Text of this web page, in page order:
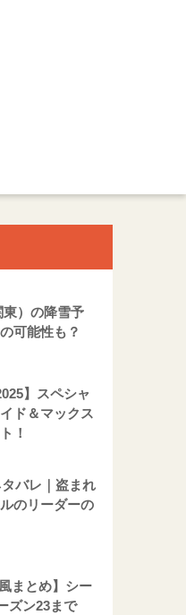
東）の降雪予
可能性も？
】スペシャ
ド＆マックス
！
タバレ｜盗まれ
のリーダーの
まとめ】シー
ズン23まで